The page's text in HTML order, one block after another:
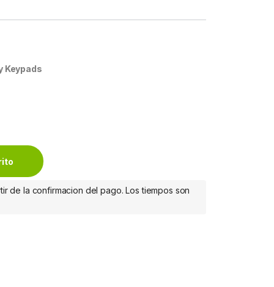
Keypads
USB NEGRO quantity
de la confirmacion del pago. Los tiempos son